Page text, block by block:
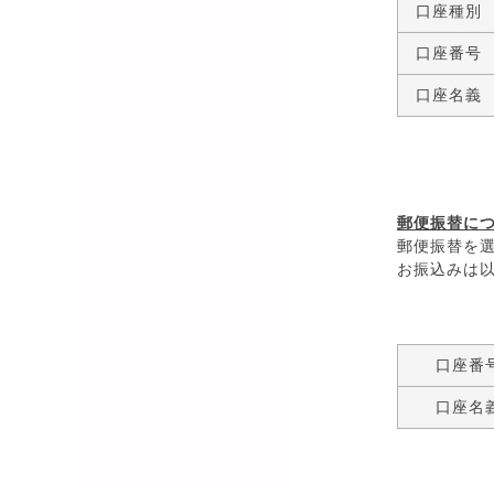
口座種別
口座番号
口座名義
郵便振替に
郵便振替を
お振込みは
口座番
口座名